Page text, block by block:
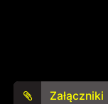
Załączniki